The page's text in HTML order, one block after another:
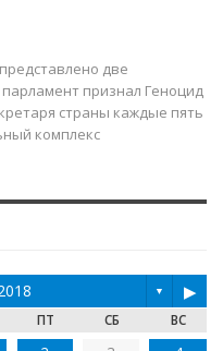
две
признал Геноцид
страны каждые пять
комплекс
▼ ▶
ПТ СБ ВС